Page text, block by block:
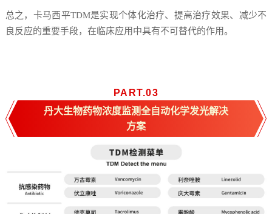
总之，卡马西平TDM是实现个体化治疗、提高治疗效果、减少不
良反应的重要手段，在临床应用中具有不可替代的作用。
PART.03
丹大生物药物浓度监测全自动化学发光解决
方案